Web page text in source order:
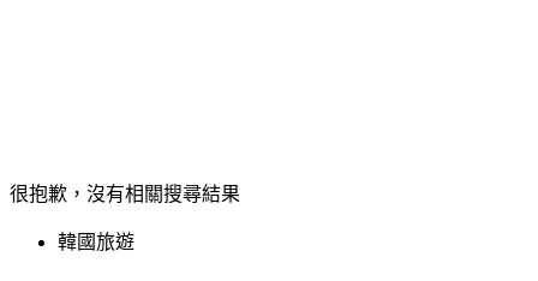
很抱歉，沒有相關搜尋結果
韓國旅遊